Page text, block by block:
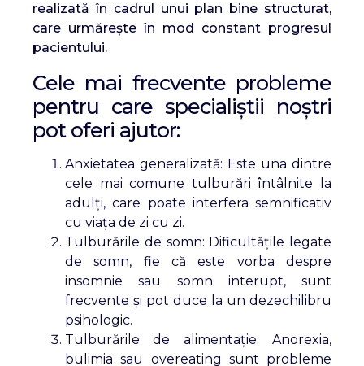
realizată în cadrul unui plan bine structurat,
care urmărește în mod constant progresul
pacientului.
Cele mai frecvente probleme
pentru care specialiștii noștri
pot oferi ajutor:
Anxietatea generalizată: Este una dintre
cele mai comune tulburări întâlnite la
adulți, care poate interfera semnificativ
cu viața de zi cu zi.
Tulburările de somn: Dificultățile legate
de somn, fie că este vorba despre
insomnie sau somn interupt, sunt
frecvente și pot duce la un dezechilibru
psihologic.
Tulburările de alimentație: Anorexia,
bulimia sau overeating sunt probleme